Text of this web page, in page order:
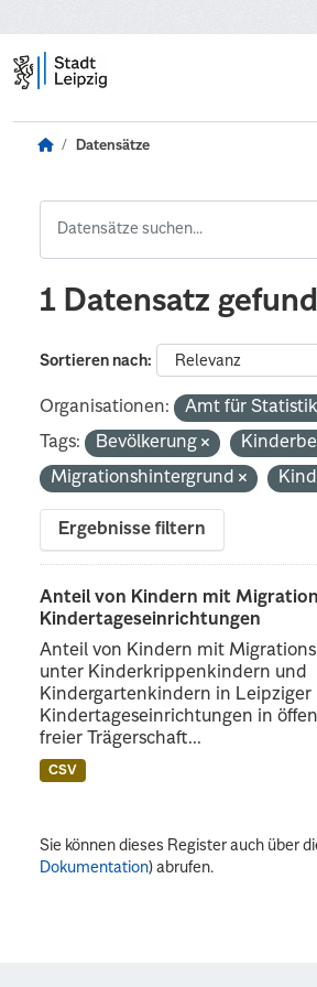
Datensätze
1 Datensatz
Sortieren nach
Organisationen:
Amt für
Tags:
Bevölkerung
Migrationshintergrund
Ergebnisse filtern
Anteil von Kindern mit
Kindertageseinrichtungen
Anteil von Kindern mit
unter Kinderkrippenkindern und
Kindergartenkindern in Leipziger
Kindertageseinrichtungen in
freier Trägerschaft...
CSV
Sie können dieses Register auch über
Dokumentation) abrufen.